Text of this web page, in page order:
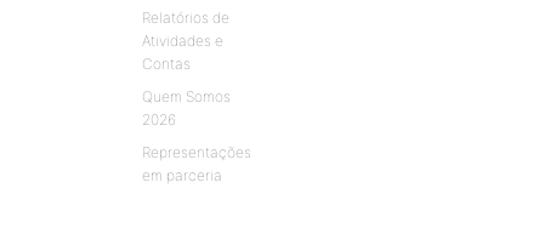
Relatórios de
Atividades e
Contas
Quem Somos
2026
Representações
em parceria